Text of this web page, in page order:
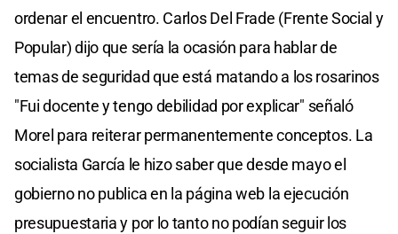
ordenar el encuentro. Carlos Del Frade (Frente Social y
Popular) dijo que sería la ocasión para hablar de
temas de seguridad que está matando a los rosarinos
"Fui docente y tengo debilidad por explicar" señaló
Morel para reiterar permanentemente conceptos. La
socialista García le hizo saber que desde mayo el
gobierno no publica en la página web la ejecución
presupuestaria y por lo tanto no podían seguir los